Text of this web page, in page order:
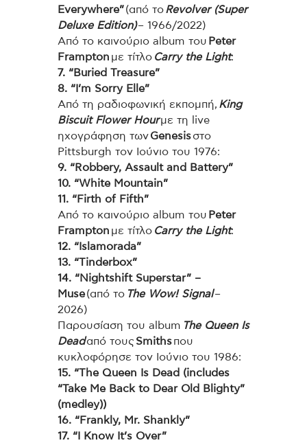
Everywhere”(από τοRevolver (Super
Deluxe Edition)– 1966/2022)
Από το καινούριο album του Peter
Frampton με τίτλο Carry the Light:
7. “Buried Treasure”
8. “I’m Sorry Elle”
Από τη ραδιοφωνική εκπομπή, King
Biscuit Flower Hourμε τη live
ηχογράφηση τωνGenesisστο
Pittsburgh τον Ιούνιο του 1976:
9. “Robbery, Assault and Battery”
10. “White Mountain”
11. “Firth of Fifth”
Από το καινούριο album του Peter
Frampton με τίτλο Carry the Light:
12. “Islamorada”
13. “Tinderbox”
14. “Nightshift Superstar” –
Muse(από το The Wow! Signal–
2026)
Παρουσίαση του album The Queen Is
Deadαπό τoυς Smithsπου
κυκλοφόρησε τον Ιούνιο του 1986:
15. “The Queen Is Dead (includes
“Take Me Back to Dear Old Blighty”
(medley))
16. “Frankly, Mr. Shankly”
17. “I Know It’s Over”